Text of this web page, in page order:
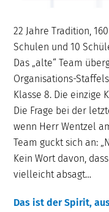
22 Jahre Tradition,
Schulen und 10
Das „alte“ Team
Organisations-
Klasse 8. Die einzige
Die Frage bei der
wenn Herr Wentzel
Team guckt sich an:
Kein Wort davon,
vielleicht absagt…
Das ist der Spirit,